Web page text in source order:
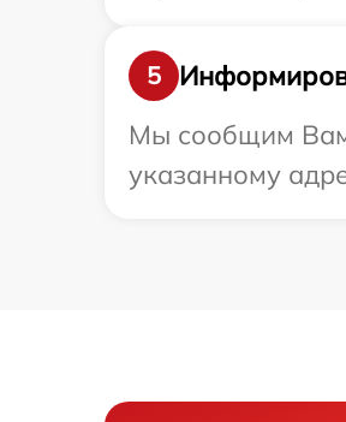
5
Мы сообщим Вам
указанному